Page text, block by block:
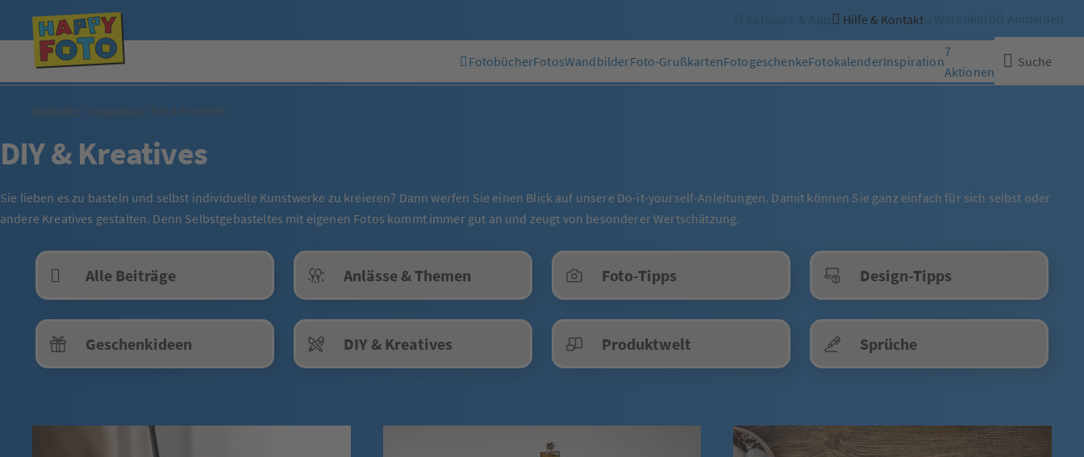
Hilfe & Kontakt
FotobücherFotosWandbilderFoto-GrußkartenFotogeschenkeFotokalenderInspiration
7
Aktionen
Suche
Startseite
Inspiration DIY & Kreatives
DIY & Kreatives
Sie lieben es zu basteln und selbst individuelle Kunstwerke zu kreieren? Dann werfen Sie einen Blick auf unsere Do-it-yourself-Anleitungen. Damit können Sie ganz einfach für sich selbst oder
andere Kreatives gestalten. Denn Selbstgebasteltes mit eigenen Fotos kommt immer gut an und zeugt von besonderer Wertschätzung.
Alle Beiträge Anlässe & Themen Foto-Tipps Design-Tipps
Geschenkideen DIY & Kreatives Produktwelt Sprüche